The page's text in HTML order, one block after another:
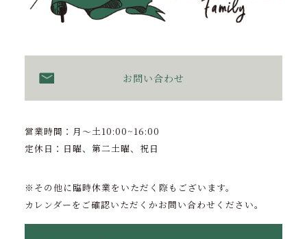
お問い合わせ
営業時間：月〜土10:00~16:00
定休日：日曜、第二土曜、祝日
※その他に臨時休業をいただく際もございます。
カレンダーをご確認いただくかお問い合わせください。